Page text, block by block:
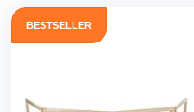
BESTSELLER